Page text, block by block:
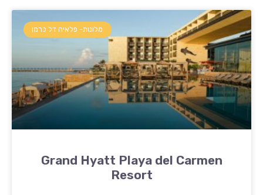
מלונות- פלאיה דל כרמן
Grand Hyatt Playa del Carmen
Resort